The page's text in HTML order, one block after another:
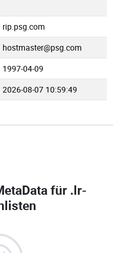
rip.psg.com
hostmaster@psg.com
1997-04-09
2026-08-07 10:59:49
für .lr-